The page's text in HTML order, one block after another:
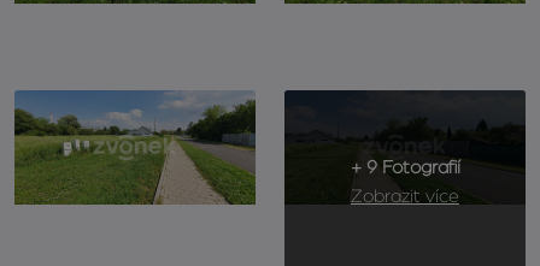
+ 9 Fotografií
Zobrazit více